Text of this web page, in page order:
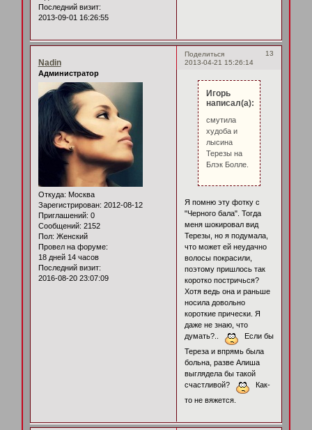
Последний визит:
2013-09-01 16:26:55
Поделиться
13
2013-04-21 15:26:14
Nadin
Администратор
Откуда: Москва
Зарегистрирован: 2012-08-12
Приглашений: 0
Сообщений: 2152
Пол: Женский
Провел на форуме:
18 дней 14 часов
Последний визит:
2016-08-20 23:07:09
Игорь
написал(а):
смутила
худоба и
лысина
Терезы на
Блэк Болле.
Я помню эту фотку с
"Черного бала". Тогда
меня шокировал вид
Терезы, но я подумала,
что может ей неудачно
волосы покрасили,
поэтому пришлось так
коротко постричься?
Хотя ведь она и раньше
носила довольно
короткие прически. Я
даже не знаю, что
думать?..
Если бы
Тереза и впрямь была
больна, разве Алиша
выглядела бы такой
счастливой?
Как-
то не вяжется.